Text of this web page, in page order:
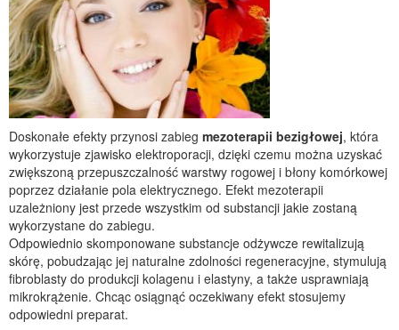
Doskonałe efekty przynosi zabieg mezoterapii bezigłowej, która
wykorzystuje zjawisko elektroporacji, dzięki czemu można uzyskać
zwiększoną przepuszczalność warstwy rogowej i błony komórkowej
poprzez działanie pola elektrycznego. Efekt mezoterapii
uzależniony jest przede wszystkim od substancji jakie zostaną
wykorzystane do zabiegu.
Odpowiednio skomponowane substancje odżywcze rewitalizują
skórę, pobudzając jej naturalne zdolności regeneracyjne, stymulują
fibroblasty do produkcji kolagenu i elastyny, a także usprawniają
mikrokrążenie. Chcąc osiągnąć oczekiwany efekt stosujemy
odpowiedni preparat.